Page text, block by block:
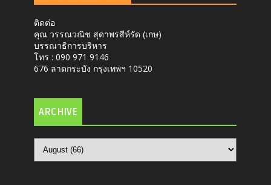
ติดต่อ
คุณ วรรณวณิช สุดาพรสีห์รัด (เกษ)
บรรณาธิการบริหาร
โทร : 090 971 9146
676 ลาดกระบัง กรุงเทพฯ 10520
ARCHIVE